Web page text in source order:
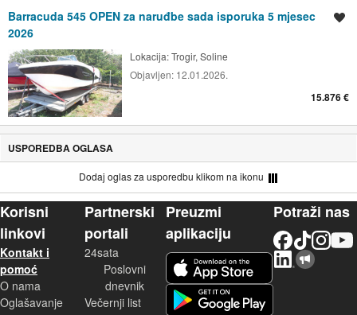
Barracuda 545 OPEN za naruđbe sada isporuka 5 mjesec
2026
Lokacija:Trogir, Soline
Objavljen: 12.01.2026.
15.876 €
USPOREDBA OGLASA
Dodaj oglas za usporedbu klikom na ikonu
Korisni
linkovi
Kontakt i
pomoć
O nama
Oglašavanje
Partnerski
portali
24sata
Poslovni
dnevnik
Večernji list
Preuzmi
aplikaciju
Potraži nas